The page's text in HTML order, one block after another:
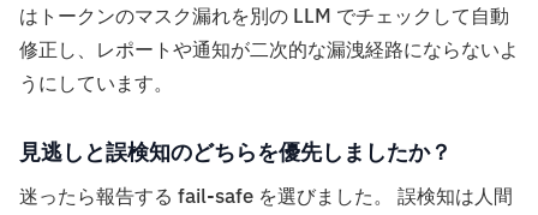
はトークンのマスク漏れを別の LLM でチェックして自動
修正し、レポートや通知が二次的な漏洩経路にならないよ
うにしています。
見逃しと誤検知のどちらを優先しましたか？
迷ったら報告する fail-safe を選びました。 誤検知は人間